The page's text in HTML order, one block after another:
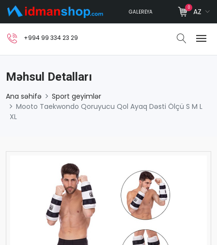
GALEREYA
0 AZ
+994 99 334 23 29
Məhsul Detalları
Ana səhifə
Sport geyimlər
Mooto Taekwondo Qoruyucu Qol Ayaq Dəsti Ölçü S M L
XL